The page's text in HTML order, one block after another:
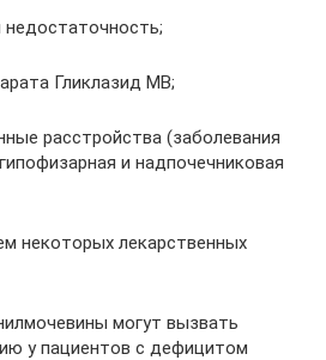
недостаточность;
Гликлазид МВ;
расстройства (заболевания
и надпочечниковая
некоторых лекарственных
могут вызвать
у пациентов с дефицитом